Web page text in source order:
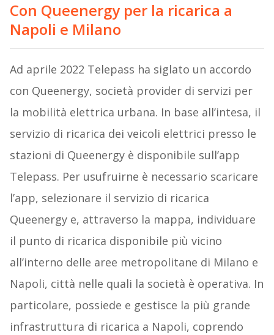
Con Queenergy per la ricarica a
Napoli e Milano
Ad aprile 2022 Telepass ha siglato un accordo
con Queenergy, società provider di servizi per
la mobilità elettrica urbana. In base all’intesa, il
servizio di ricarica dei veicoli elettrici presso le
stazioni di Queenergy è disponibile sull’app
Telepass. Per usufruirne è necessario scaricare
l’app, selezionare il servizio di ricarica
Queenergy e, attraverso la mappa, individuare
il punto di ricarica disponibile più vicino
all’interno delle aree metropolitane di Milano e
Napoli, città nelle quali la società è operativa. In
particolare, possiede e gestisce la più grande
infrastruttura di ricarica a Napoli, coprendo